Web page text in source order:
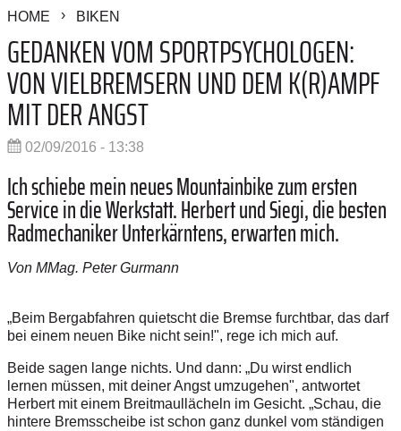
HOME BIKEN
GEDANKEN VOM SPORTPSYCHOLOGEN:
VON VIELBREMSERN UND DEM K(R)AMPF
MIT DER ANGST
02/09/2016 - 13:38
Ich schiebe mein neues ­Mountainbike zum ersten
Service in die Werkstatt. ­Herbert und Siegi, die besten
Radmechaniker Unterkärntens, erwarten mich.
Von MMag. Peter Gurmann
„Beim Bergabfahren quietscht die Bremse furchtbar, das darf
bei einem neuen Bike nicht sein!", rege ich mich auf.
Beide sagen lange nichts. Und dann: „Du wirst endlich
lernen müssen, mit deiner Angst umzugehen", antwortet
Herbert mit einem Breitmaullächeln im Gesicht. „Schau, die
hintere Bremsscheibe ist schon ganz dunkel vom ständigen